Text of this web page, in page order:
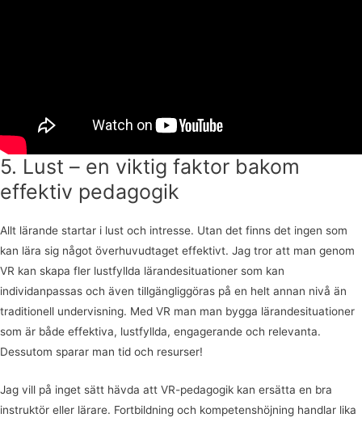
5. Lust – en viktig faktor bakom
effektiv pedagogik
Allt lärande startar i lust och intresse. Utan det finns det ingen som
kan lära sig något överhuvudtaget effektivt. Jag tror att man genom
VR kan skapa fler lustfyllda lärandesituationer som kan
individanpassas och även tillgängliggöras på en helt annan nivå än
traditionell undervisning. Med VR man man bygga lärandesituationer
som är både effektiva, lustfyllda, engagerande och relevanta.
Dessutom sparar man tid och resurser!
Jag vill på inget sätt hävda att VR-pedagogik kan ersätta en bra
instruktör eller lärare. Fortbildning och kompetenshöjning handlar lika